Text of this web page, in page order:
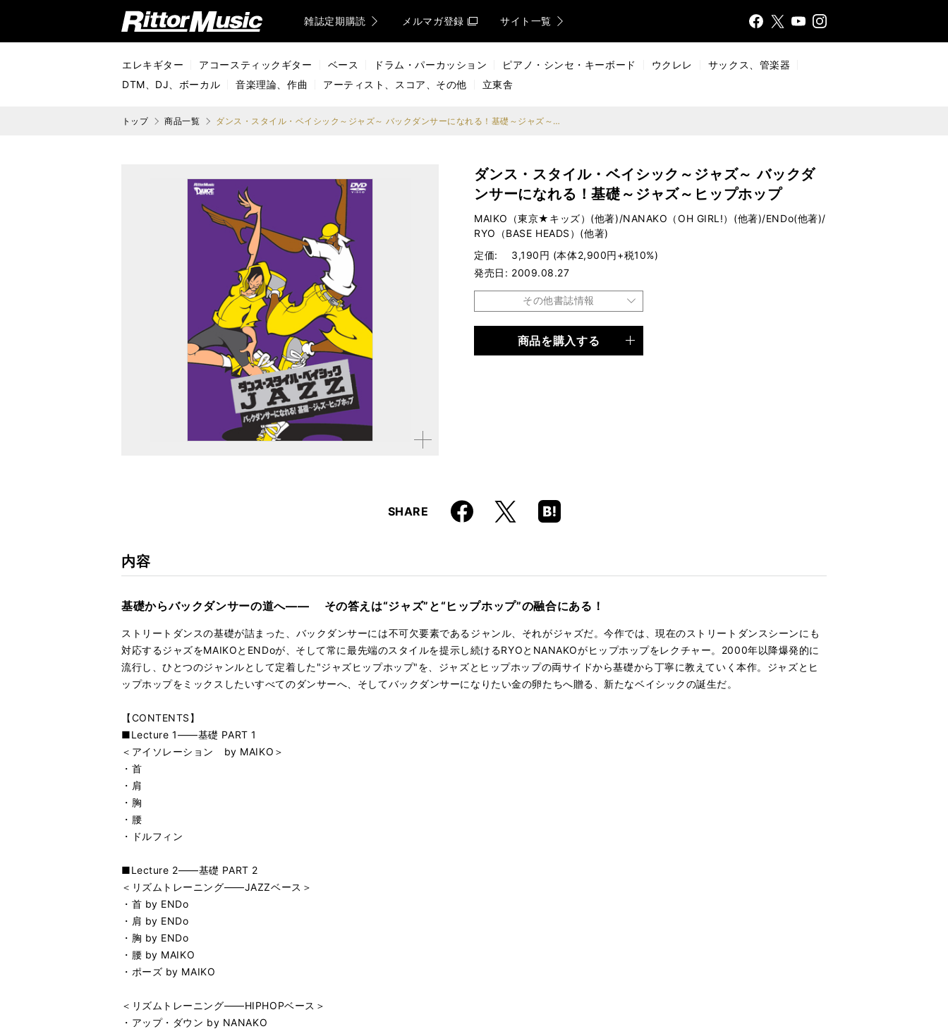
リットーミュージック (Rittor Music) 雑誌定期購読 メルマガ登録 サイト一覧
FaceX
YouTInsta
エレキギター アコースティックギター ベース ドラム・パーカッション ピアノ・シンセ・キーボード ウクレレ
サックス、管楽器
DTM、DJ、ボーカル
音楽理論、作曲 アーティスト、スコア、その他 立東舎
トップ 商品一覧 ダンス・スタイル・ベイシック～ジャズ～ バックダンサーになれる！基礎～ジャズ～ヒップホップ
拡大す
ダンス・スタイル・ベイシック～ジャズ～ バックダ
ンサーになれる！基礎～ジャズ～ヒップホップ
MAIKO（東京★キッズ）(他著)/NANAKO（OH GIRL!）(他著)/ENDo(他著)/
RYO（BASE HEADS）(他著)
定価
3,190円 (本体2,900円+税10%)
発売日
2009.08.27
その他書誌情報
CD・DVD
商品を購入する
SHARE Faceboo
k
X
Hatena
Boo
内容
基礎からバックダンサーの道へ―― その答えは“ジャズ”と“ヒップホップ”の融合にある！
ストリートダンスの基礎が詰まった、バックダンサーには不可欠要素であるジャンル、それがジャズだ。今作では、現在のストリートダンスシーンにも
対応するジャズをMAIKOとENDoが、そして常に最先端のスタイルを提示し続けるRYOとNANAKOがヒップホップをレクチャー。2000年以降爆発的に
流行し、ひとつのジャンルとして定着した"ジャズヒップホップ"を、ジャズとヒップホップの両サイドから基礎から丁寧に教えていく本作。ジャズとヒ
ップホップをミックスしたいすべてのダンサーへ、そしてバックダンサーになりたい金の卵たちへ贈る、新たなベイシックの誕生だ。
【CONTENTS】
■Lecture 1――基礎 PART 1
＜アイソレーション by MAIKO＞
・首
・肩
・胸
・腰
・ドルフィン
■Lecture 2――基礎 PART 2
＜リズムトレーニング――JAZZベース＞
・首 by ENDo
・肩 by ENDo
・胸 by ENDo
・腰 by MAIKO
・ポーズ by MAIKO
＜リズムトレーニング――HIPHOPベース＞
・アップ・ダウン by NANAKO